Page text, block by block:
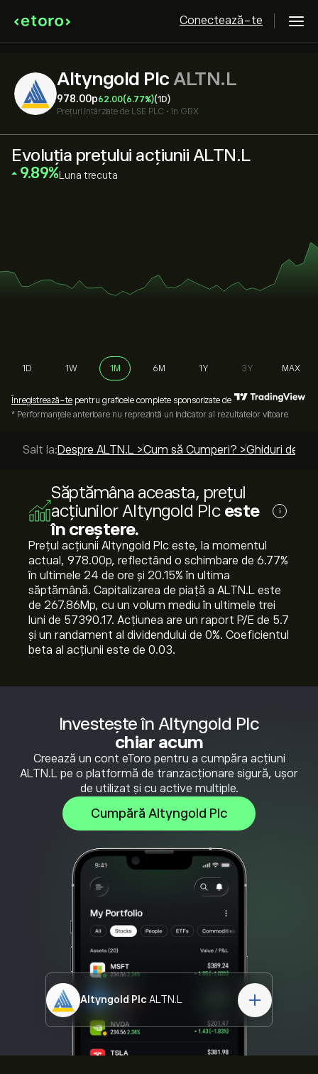
Conectează-te
Altyngold Plc ALTN.L
978.00‎p‎62.00(6.77%)(1D)
Prețuri întârziate de LSE PLC • în GBX
Investește în Altyngold Plc
chiar acum
Creează un cont eToro pentru a cumpăra acțiuni
ALTN.L pe o platformă de tranzacționare sigură, ușor
de utilizat și cu active multiple.
Cumpără Altyngold Plc
Altyngold Plc ALTN.L
Evoluția prețului acțiunii ALTN.L
‎9.89‎ Luna trecuta
1D 1W 1M 6M 1Y 3Y MAX
Înregistrează-te pentru graficele complete sponsorizate de
* Performanțele anterioare nu reprezintă un indicator al rezultatelor viitoare
Salt la:Despre ALTN.L >Cum să Cumperi? >Ghiduri de
Săptămâna aceasta, prețul
acțiunilor Altyngold Plc este
în creștere.
i
Prețul acțiunii Altyngold Plc este, la momentul
actual, 978.00‎p‎, reflectând o schimbare de ‎6.77‎%
în ultimele 24 de ore și ‎20.15‎% în ultima
săptămână. Capitalizarea de piață a ALTN.L este
de 267.86M‎p‎, cu un volum mediu în ultimele trei
luni de 57390.17. Acțiunea are un raport P/E de 5.7
și un randament al dividendului de 0%. Coeficientul
beta al acțiunii este de 0.03.